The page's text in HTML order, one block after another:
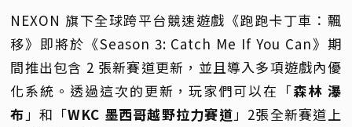
NEXON 旗下全球跨平台競速遊戲《跑跑卡丁車：飄
移》即將於《Season 3: Catch Me If You Can》期
間推出包含 2 張新賽道更新，並且導入多項遊戲內優
化系統。透過這次的更新，玩家們可以在「森林 瀑
布」和「WKC 墨西哥越野拉力賽道」2張全新賽道上